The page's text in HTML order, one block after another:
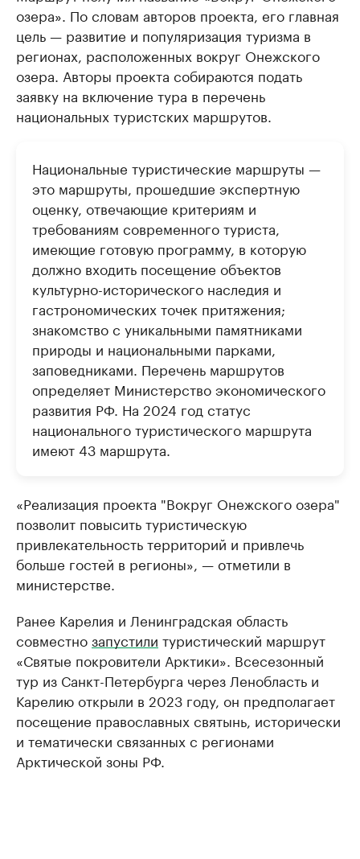
озера». По словам авторов проекта, его главная
цель — развитие и популяризация туризма в
регионах, расположенных вокруг Онежского
озера. Авторы проекта собираются подать
заявку на включение тура в перечень
национальных туристских маршрутов.
Национальные туристические маршруты —
это маршруты, прошедшие экспертную
оценку, отвечающие критериям и
требованиям современного туриста,
имеющие готовую программу, в которую
должно входить посещение объектов
культурно-исторического наследия и
гастрономических точек притяжения;
знакомство с уникальными памятниками
природы и национальными парками,
заповедниками. Перечень маршрутов
определяет Министерство экономического
развития РФ. На 2024 год статус
национального туристического маршрута
имеют 43 маршрута.
«Реализация проекта "Вокруг Онежского озера"
позволит повысить туристическую
привлекательность территорий и привлечь
больше гостей в регионы», — отметили в
министерстве.
Ранее Карелия и Ленинградская область
совместнозапустили туристический маршрут
«Святые покровители Арктики». Всесезонный
тур из Санкт-Петербурга через Ленобласть и
Карелию открыли в 2023 году, он предполагает
посещение православных святынь, исторически
и тематически связанных с регионами
Арктической зоны РФ.